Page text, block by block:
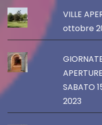
VILLE
ottobre
SABATO
2023